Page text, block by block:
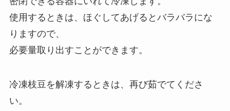
使用するときは、ほぐしてあげるとバラバラにな
りますので、
必要量取り出すことができます。
冷凍枝豆を解凍するときは、再び茹でてくださ
い。